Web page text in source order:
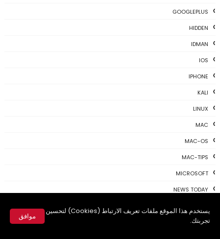
يستخدم هذا الموقع ملفات تعريف الارتباط (Cookies) لتحسين
تجربتك.
موافق
GOOGLEPLUS
HIDDEN
IDMAN
IOS
IPHONE
KALI
LINUX
MAC
MAC-OS
MAC-TIPS
MICROSOFT
NEWS TODAY
PHOTOSHOP